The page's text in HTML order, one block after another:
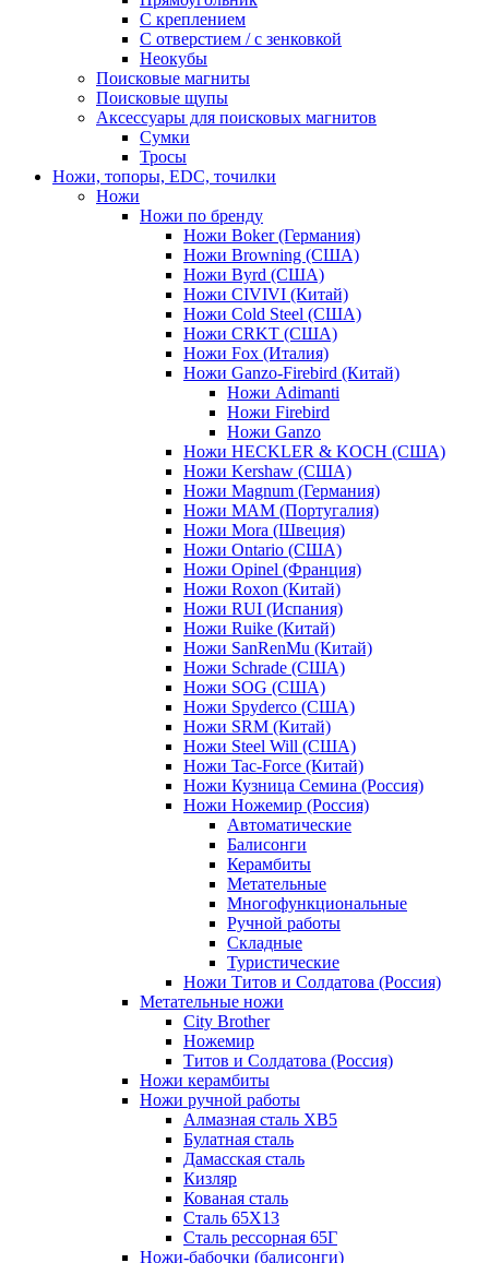
С креплением
С отверстием / с зенковкой
Неокубы
Поисковые магниты
Поисковые щупы
Аксессуары для поисковых магнитов
Сумки
Тросы
Ножи, топоры, EDC, точилки
Ножи
Ножи по бренду
Ножи Boker (Германия)
Ножи Browning (США)
Ножи Byrd (США)
Ножи CIVIVI (Китай)
Ножи Cold Steel (США)
Ножи CRKT (США)
Ножи Fox (Италия)
Ножи Ganzo-Firebird (Китай)
Ножи Adimanti
Ножи Firebird
Ножи Ganzo
Ножи HECKLER & KOCH (США)
Ножи Kershaw (США)
Ножи Magnum (Германия)
Ножи MAM (Португалия)
Ножи Mora (Швеция)
Ножи Ontario (США)
Ножи Opinel (Франция)
Ножи Roxon (Китай)
Ножи RUI (Испания)
Ножи Ruike (Китай)
Ножи SanRenMu (Китай)
Ножи Schrade (США)
Ножи SOG (США)
Ножи Spyderco (США)
Ножи SRM (Китай)
Ножи Steel Will (США)
Ножи Tac-Force (Китай)
Ножи Кузница Семина (Россия)
Ножи Ножемир (Россия)
Автоматические
Балисонги
Керамбиты
Метательные
Многофункциональные
Ручной работы
Складные
Туристические
Ножи Титов и Солдатова (Россия)
Метательные ножи
City Brother
Ножемир
Титов и Солдатова (Россия)
Ножи керамбиты
Ножи ручной работы
Алмазная сталь ХВ5
Булатная сталь
Дамасская сталь
Кизляр
Кованая сталь
Сталь 65Х13
Сталь рессорная 65Г
Ножи-бабочки (балисонги)